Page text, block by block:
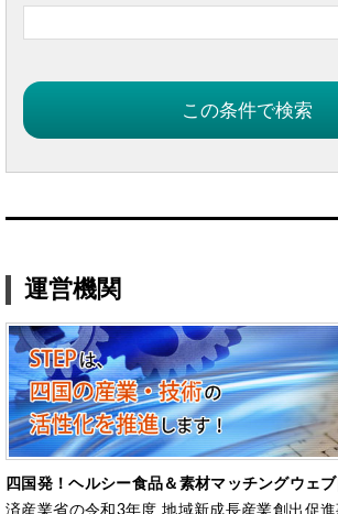
運営機関
四国発！ヘルシー食品＆素材マッチングウェ
済産業省の令和3年度 地域新成長産業創出促